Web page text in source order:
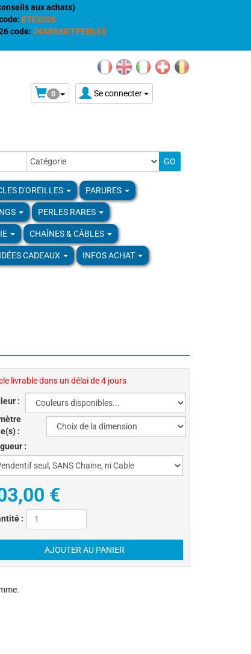
aux achats)
ETE2026
code: 24ANSNETPERLES
Se connecter
0
D'OREILLES PARURES
PERLES RARES
CHAÎNES & CÂBLES
IDÉES CADEAUX INFOS ACHAT
livrable dans un délai de 4 jours
:
:
:
€
: